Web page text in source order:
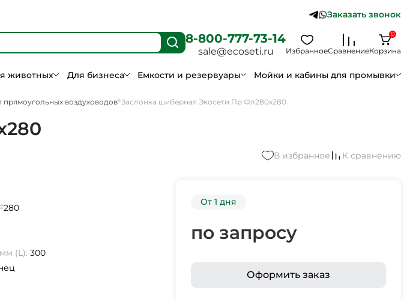
Заказать звонок
8-800-777-73-14
sale@ecoseti.ru ИзбранноеСравнениеКорзина
0
животных Для бизнеса Емкости и резервуары Мойки и кабины для промывки
воздуховодов Заслонка шиберная Экосети Пр Фл280х280
В избранное К сравнению
(L): 300
От 1 дня
по запросу
Оформить заказ